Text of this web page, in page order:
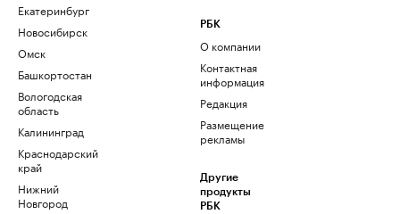
Екатеринбург
Новосибирск
Омск
Башкортостан
Вологодская
область
Калининград
Краснодарский
край
Нижний
Новгород
РБК
О компании
Контактная
информация
Редакция
Размещение
рекламы
Другие
продукты
РБК